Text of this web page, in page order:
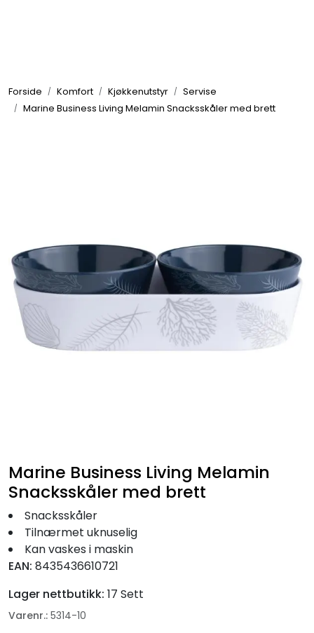
Forside Komfort Kjøkkenutstyr
Servise
Marine Business Living Melamin Snacksskåler med brett
Marine Business Living Melamin
Snacksskåler med brett
Snacksskåler
Tilnærmet uknuselig
Kan vaskes i maskin
EAN: 8435436610721
Lager nettbutikk: 17 Sett
Varenr.: 5314-10
Elektrisk
Motor/Styring
Fortøyning
Nyheter